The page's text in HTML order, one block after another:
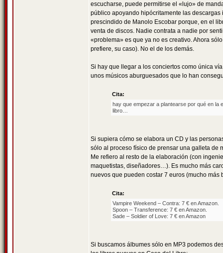
escucharse, puede permitirse el «lujo» de
público apoyando hipócritamente las
prescindido de Manolo Escobar porque, en el
venta de discos. Nadie contrata a nadie por
«problema» es que ya no es creativo. Ahora
prefiere, su caso). No el de los demás.
Si hay que llegar a los conciertos como única
unos músicos aburguesados que lo han
Cita:
hay que empezar a plantearse por qué en la
libro…
Si supiera cómo se elabora un CD y las
sólo al proceso físico de prensar una galleta de
Me refiero al resto de la elaboración (con
maquetistas, diseñadores…). Es mucho más
nuevos que pueden costar 7 euros (mucho
Cita:
Vampire Weekend – Contra: 7 € en Amazon.
Spoon – Transference: 7 € en Amazon.
Sade – Soldier of Love: 7 € en Amazon
Si buscamos álbumes sólo en MP3 podemos